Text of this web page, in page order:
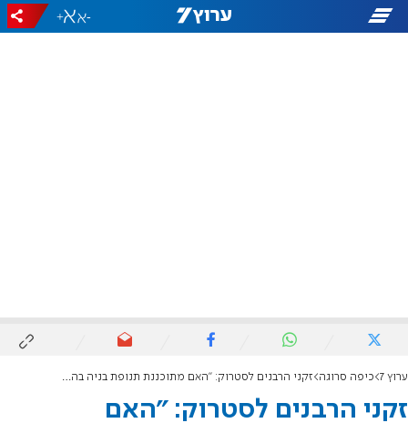
-
+
ערוץ 7 כיפה סרוגה זקני הרבנים לסטרוק: "האם מתוכננת תנופת בניה בהתיישבות ביו"ש?"
זקני הרבנים לסטרוק: "האם